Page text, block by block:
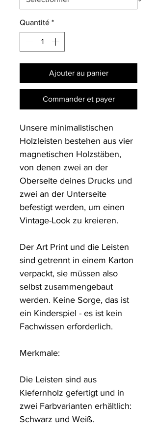
Quantité *
Ajouter au panier
Commander et payer
Unsere minimalistischen
Holzleisten bestehen aus vier
magnetischen Holzstäben,
von denen zwei an der
Oberseite deines Drucks und
zwei an der Unterseite
befestigt werden, um einen
Vintage-Look zu kreieren.
Der Art Print und die Leisten
sind getrennt in einem Karton
verpackt, sie müssen also
selbst zusammengebaut
werden. Keine Sorge, das ist
ein Kinderspiel - es ist kein
Fachwissen erforderlich.
Merkmale:
Die Leisten sind aus
Kiefernholz gefertigt und in
zwei Farbvarianten erhältlich:
Schwarz und Weiß.